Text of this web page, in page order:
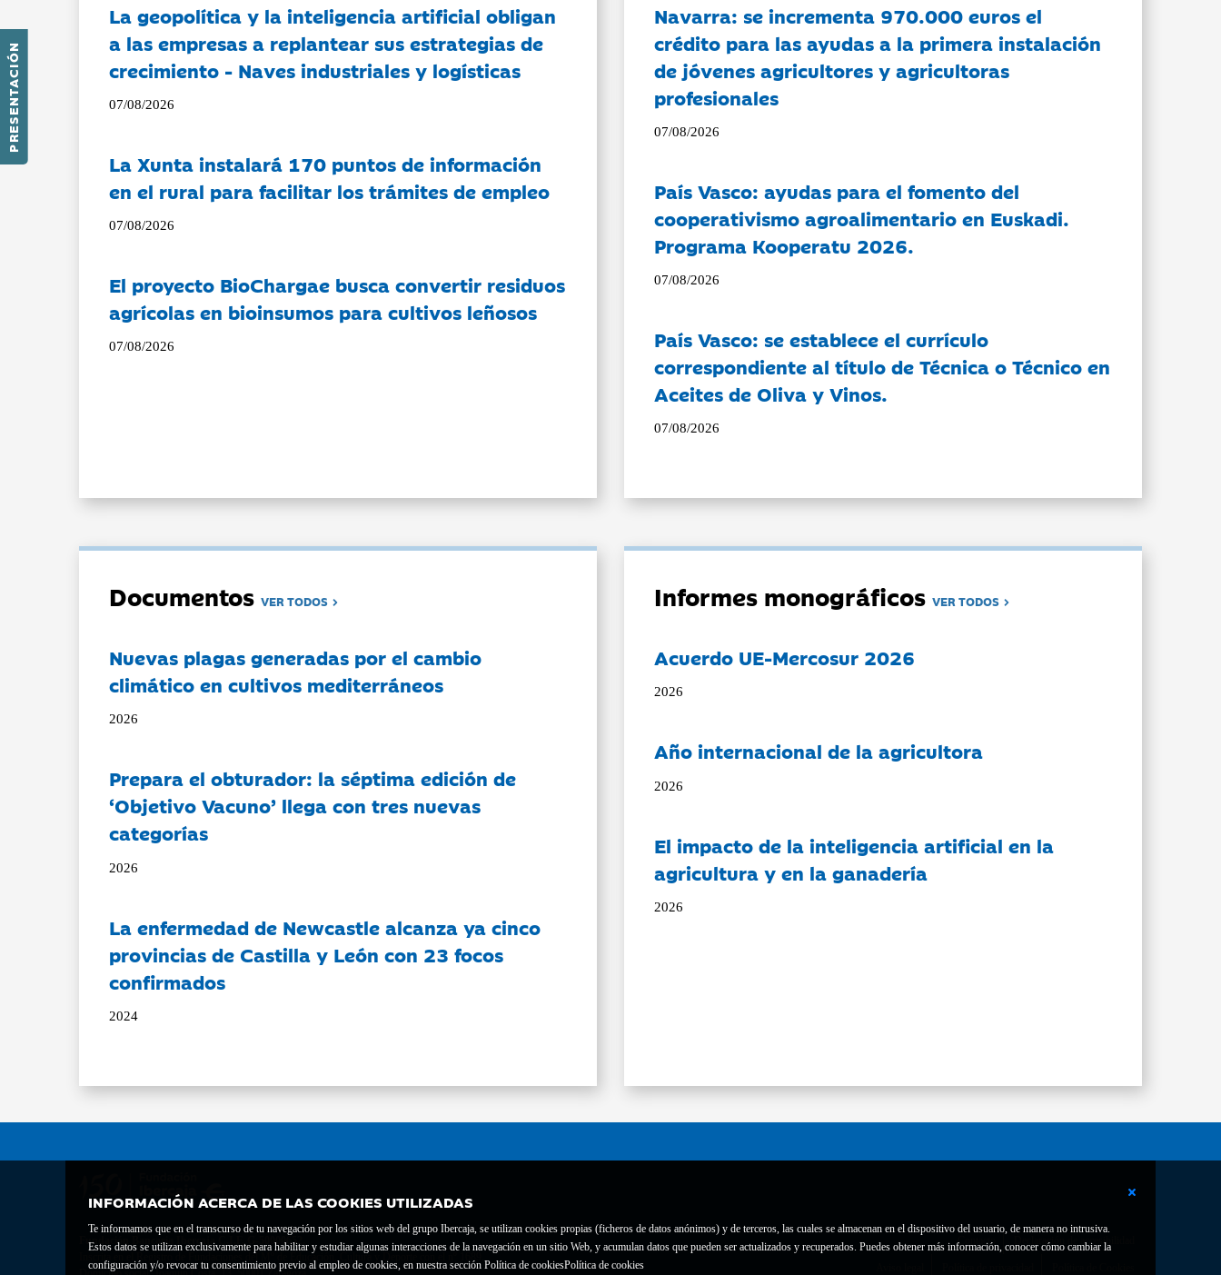
PRESENTACIÓN
INFORMACIÓN ACERCA DE LAS COOKIES UTILIZADAS
Te informamos que en el transcurso de tu navegación por los sitios web del grupo Ibercaja, se utilizan cookies propias (ficheros de datos anónimos) y de terceros, las cuales se almacenan en el dispositivo del usuario, de manera no intrusiva.
Estos datos se utilizan exclusivamente para habilitar y estudiar algunas interacciones de la navegación en un sitio Web, y acumulan datos que pueden ser actualizados y recuperados. Puedes obtener más información, conocer cómo cambiar la
configuración y/o revocar tu consentimiento previo al empleo de cookies, en nuestra sección Política de cookiesPolítica de cookies
La geopolítica y la inteligencia artificial obligan
a las empresas a replantear sus estrategias de
crecimiento - Naves industriales y logísticas
07/08/2026
La Xunta instalará 170 puntos de información
en el rural para facilitar los trámites de empleo
07/08/2026
El proyecto BioChargae busca convertir residuos
agrícolas en bioinsumos para cultivos leñosos
07/08/2026
Navarra: se incrementa 970.000 euros el
crédito para las ayudas a la primera instalación
de jóvenes agricultores y agricultoras
profesionales
07/08/2026
País Vasco: ayudas para el fomento del
cooperativismo agroalimentario en Euskadi.
Programa Kooperatu 2026.
07/08/2026
País Vasco: se establece el currículo
correspondiente al título de Técnica o Técnico en
Aceites de Oliva y Vinos.
07/08/2026
DocumentosVER TODOS
Nuevas plagas generadas por el cambio
climático en cultivos mediterráneos
2026
Prepara el obturador: la séptima edición de
‘Objetivo Vacuno’ llega con tres nuevas
categorías
2026
La enfermedad de Newcastle alcanza ya cinco
provincias de Castilla y León con 23 focos
confirmados
2024
Informes monográficosVER TODOS
Acuerdo UE-Mercosur 2026
2026
Año internacional de la agricultora
2026
El impacto de la inteligencia artificial en la
agricultura y en la ganadería
2026
Fundación Bancaria Ibercaja C.I.F. G-50000652.
Inscrita en el Registro de Fundaciones del Mº de Educación, Cultura y Deporte con el nº 1689.
Contacto Declaración de accesibilidad